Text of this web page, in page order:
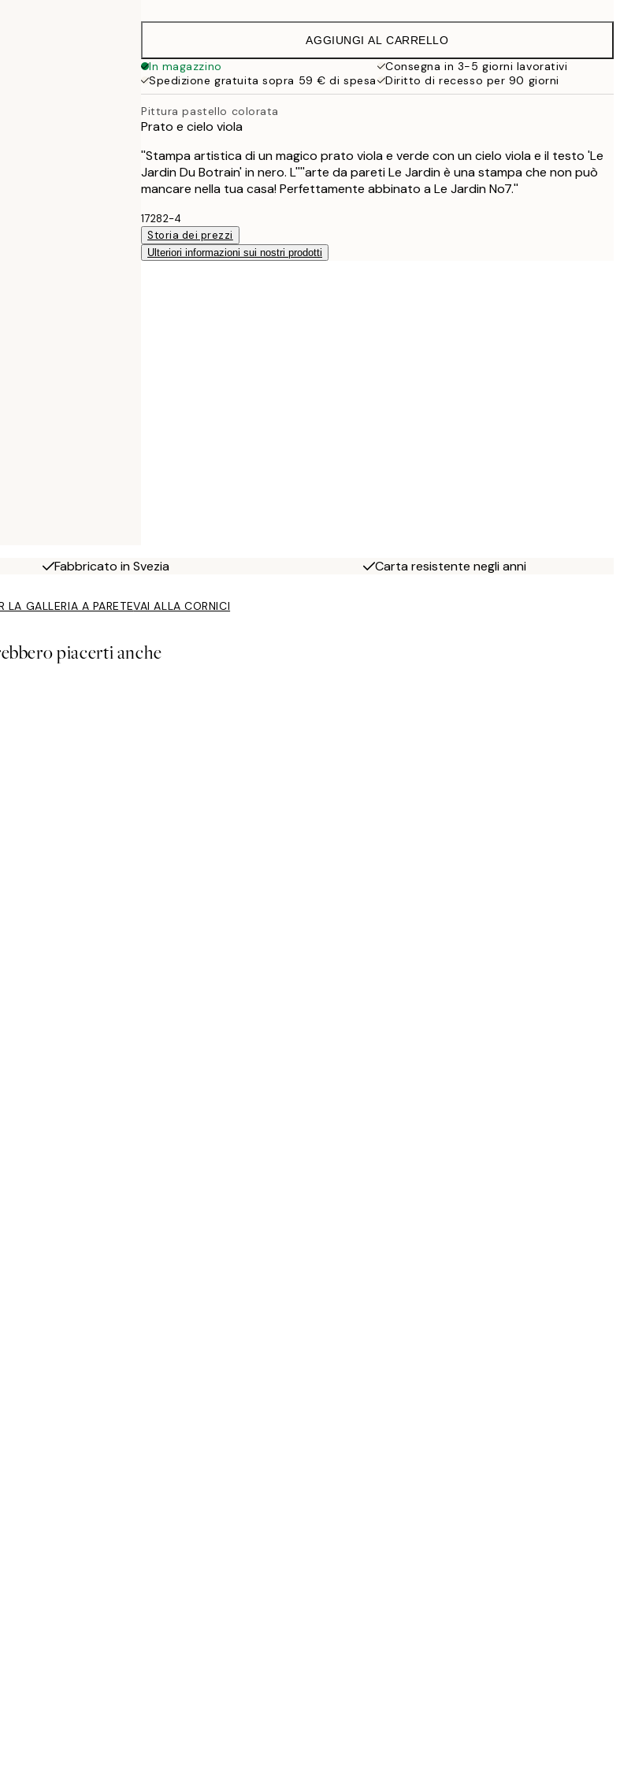
21,95 €
30,45 €
70x100 cm
54,45 €
AGGIUNGI AL CARRELLO
In magazzino
Consegna in 3-5 giorni lavorativi
Spedizione gratuita sopra 59 € di spesa
Diritto di recesso per 90 giorni
Pittura pastello colorata
Prato e cielo viola
''Stampa artistica di un magico prato viola e verde con un cielo viola e il testo 'Le
Jardin Du Botrain' in nero. L''''arte da pareti Le Jardin è una stampa che non può
mancare nella tua casa! Perfettamente abbinato a Le Jardin No7.''
17282-4
Storia dei prezzi
Ulteriori informazioni sui nostri prodotti
Fabbricato in Svezia Carta resistente negli anni
LA GALLERIA A PARETEVAI ALLA CORNICI
piacerti anche